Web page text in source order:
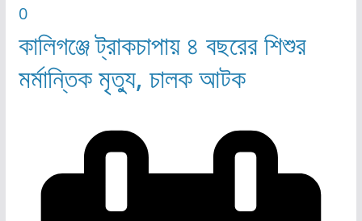
0
কালিগঞ্জে ট্রাকচাপায় ৪ বছরের শিশুর
মর্মান্তিক মৃত্যু, চালক আটক